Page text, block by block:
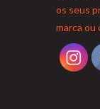
os seus
marca ou